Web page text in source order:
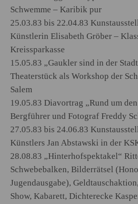
Schwemme – Karibik pur
25.03.83 bis 22.04.83
Künstlerin Elisabeth Gröber –
Kreissparkasse
15.05.83 „Gaukler sind in der
Theaterstück als Workshop der
Salem
19.05.83 Diavortrag „Rund um
Bergführer und Fotograf Freddy
27.05.83 bis 24.06.83
Künstlers Jan Abstawski in der
28.08.83 „Hinterhofspektakel“
Schwebebalken, Bilderrätsel
Jugendausgabe),
Show, Kabarett, Dichterecke